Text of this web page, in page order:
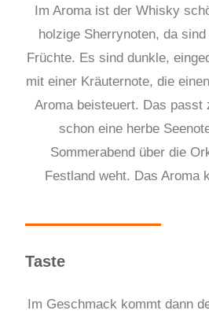
Im Aroma ist der Whisky
holzige Sherrynoten, da
Früchte. Es sind dunkle,
mit einer Kräuternote, die
Aroma beisteuert. Das passt
schon eine herbe
Sommerabend über die
Festland weht. Das Aroma
Taste
Im Geschmack kommt dann